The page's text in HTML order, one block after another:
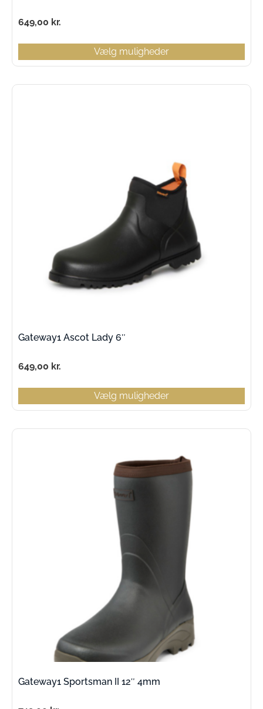
649,00 kr.
Vælg muligheder
Gateway1 Ascot Lady 6″
649,00 kr.
Vælg muligheder
Gateway1 Sportsman II 12″ 4mm